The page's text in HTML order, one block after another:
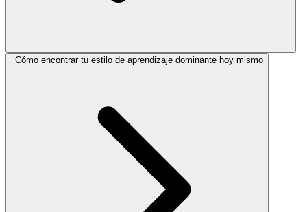
Cómo encontrar tu estilo de aprendizaje dominante hoy mismo